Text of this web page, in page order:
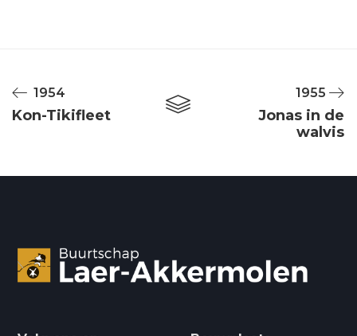
1954
Kon-Tikifleet
1955
Jonas in de
walvis